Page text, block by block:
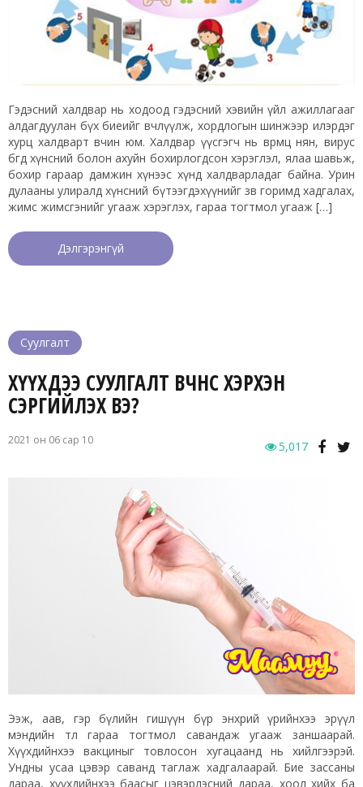
Гэдэсний халдвар нь ходоод гэдэсний хэвийн үйл ажиллагааг
алдагдуулан бүх биеийг өвчлүүлж, хордлогын шинжээр илэрдэг
хурц халдварт өвчин юм. Халдвар үүсгэгч нь өвөрмөц нян, вирус
бөгөөд хүнсний болон ахуйн бохирлогдсон хэрэглэл, ялаа шавьж,
бохир гараар дамжин хүнээс хүнд халдварладаг байна. Урин
дулааны улиралд хүнсний бүтээгдэхүүнийг зөв горимд хадгалах,
жимс жимсгэнийг угааж хэрэглэх, гараа тогтмол угааж […]
Дэлгэрэнгүй
Суулгалт
ХҮҮХДЭЭ СУУЛГАЛТ ӨВЧНӨӨС ХЭРХЭН
СЭРГИЙЛЭХ ВЭ?
2021 он 06 сар 10 5,017
Ээж, аав, гэр бүлийн гишүүн бүр энхрий үрийнхээ эрүүл
мэндийн төлөө гараа тогтмол савандаж угааж заншаарай.
Хүүхдийнхээ вакциныг товлосон хугацаанд нь хийлгээрэй.
Ундны усаа цэвэр саванд таглаж хадгалаарай. Бие зассаны
дараа, хүүхдийнхээ баасыг цэвэрлэсний дараа, хоол хийх ба